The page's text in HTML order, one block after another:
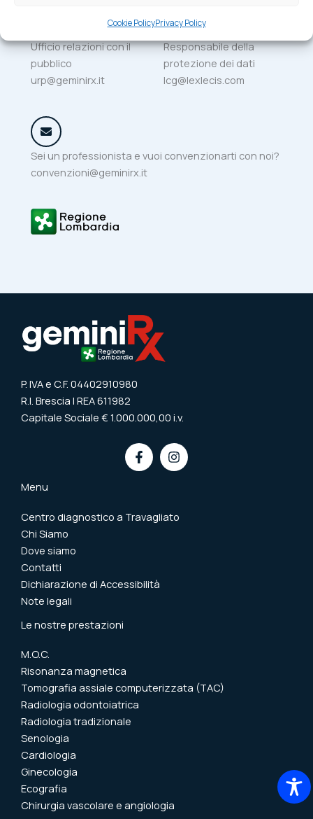
Cookie PolicyPrivacy Policy
Ufficio relazioni con il
pubblico
urp@geminirx.it
Responsabile della
protezione dei dati
lcg@lexlecis.com
Sei un professionista e vuoi convenzionarti con noi?
convenzioni@geminirx.it
P. IVA e C.F. 04402910980
R.I. Brescia | REA 611982
Capitale Sociale € 1.000.000,00 i.v.
Menu
Centro diagnostico a Travagliato
Chi Siamo
Dove siamo
Contatti​
Dichiarazione di Accessibilità
Note legali
Le nostre prestazioni
M.O.C.
Risonanza magnetica
Tomografia assiale computerizzata (TAC)
Radiologia odontoiatrica
Radiologia tradizionale
Senologia
Cardiologia
Ginecologia
Ecografia
Chirurgia vascolare e angiologia